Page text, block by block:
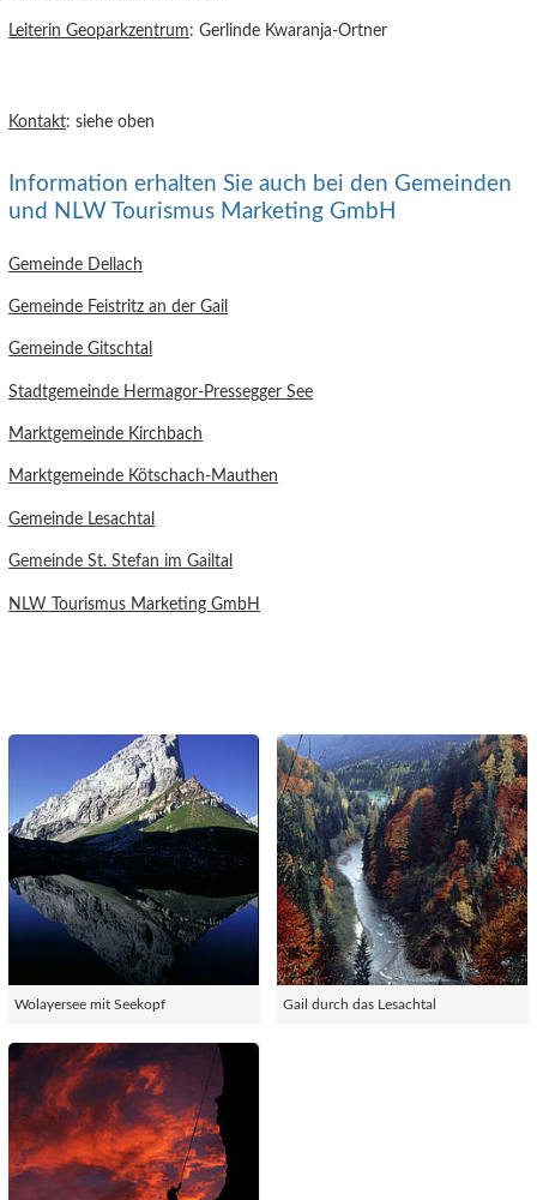
Leiterin Geoparkzentrum: Gerlinde Kwaranja-Ortner
Kontakt: siehe oben
Information erhalten Sie auch bei den Gemeinden
und NLW Tourismus Marketing GmbH
Gemeinde Dellach
Gemeinde Feistritz an der Gail
Gemeinde Gitschtal
Stadtgemeinde Hermagor-Pressegger See
Marktgemeinde Kirchbach
Marktgemeinde Kötschach-Mauthen
Gemeinde Lesachtal
Gemeinde St. Stefan im Gailtal
NLW Tourismus Marketing GmbH
Wolayersee mit Seekopf Gail durch das Lesachtal